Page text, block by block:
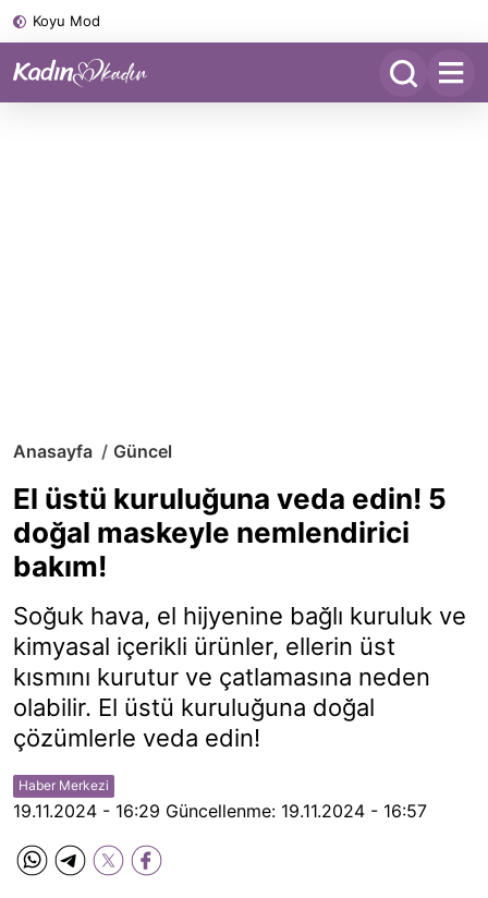
Koyu Mod
Anasayfa Güncel
El üstü kuruluğuna veda edin! 5
doğal maskeyle nemlendirici
bakım!
Soğuk hava, el hijyenine bağlı kuruluk ve
kimyasal içerikli ürünler, ellerin üst
kısmını kurutur ve çatlamasına neden
olabilir. El üstü kuruluğuna doğal
çözümlerle veda edin!
Haber Merkezi
19.11.2024 - 16:29 Güncellenme: 19.11.2024 - 16:57